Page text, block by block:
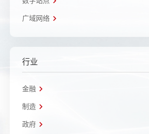
广域网络
行业
金融
制造
政府